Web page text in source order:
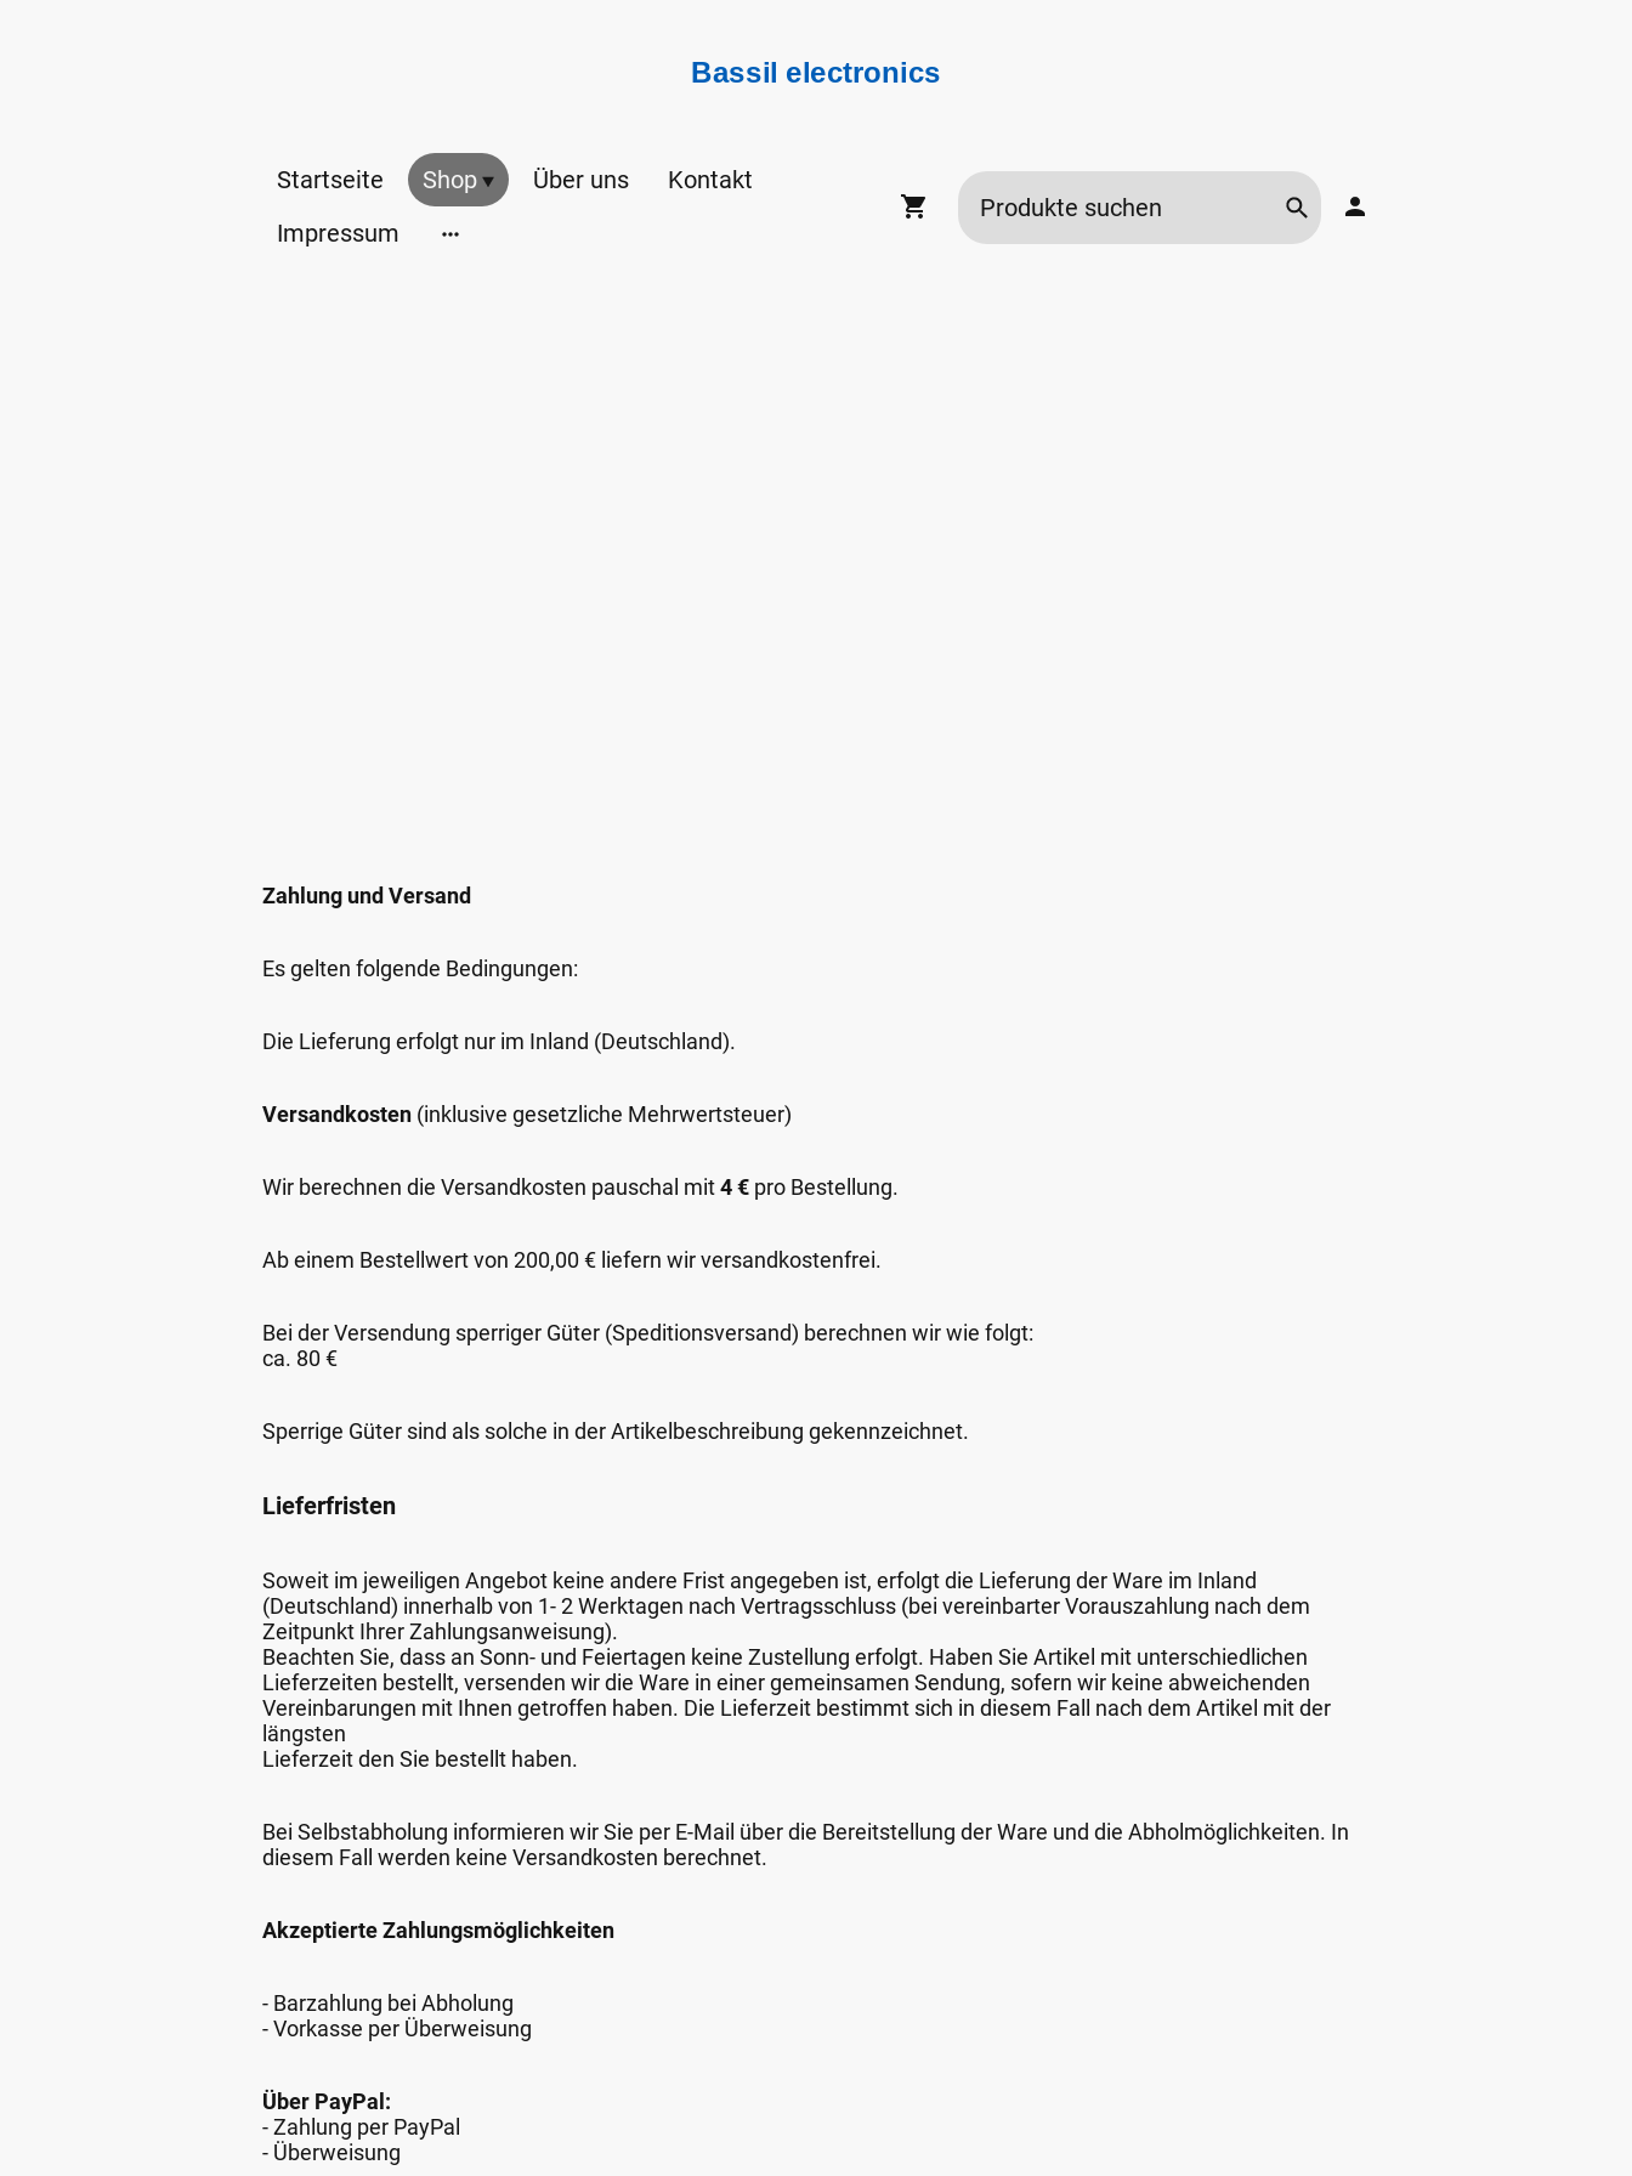
Bassil electronics
Startseite Shop Über uns
Kontakt
Impressum
Zahlung und Versand
Es gelten folgende Bedingungen:
Die Lieferung erfolgt nur im Inland (Deutschland).
Versandkosten (inklusive gesetzliche Mehrwertsteuer)
Wir berechnen die Versandkosten pauschal mit4 € pro Bestellung.
Ab einem Bestellwert von 200,00 € liefern wir versandkostenfrei.
Bei der Versendung sperriger Güter (Speditionsversand) berechnen wir wie folgt:
ca. 80 €
Sperrige Güter sind als solche in der Artikelbeschreibung gekennzeichnet.
Lieferfristen
Soweit im jeweiligen Angebot keine andere Frist angegeben ist, erfolgt die Lieferung der Ware im Inland
(Deutschland) innerhalb von 1- 2 Werktagen nach Vertragsschluss (bei vereinbarter Vorauszahlung nach dem
Zeitpunkt Ihrer Zahlungsanweisung).
Beachten Sie, dass an Sonn- und Feiertagen keine Zustellung erfolgt. Haben Sie Artikel mit unterschiedlichen
Lieferzeiten bestellt, versenden wir die Ware in einer gemeinsamen Sendung, sofern wir keine abweichenden
Vereinbarungen mit Ihnen getroffen haben. Die Lieferzeit bestimmt sich in diesem Fall nach dem Artikel mit der
längsten
Lieferzeit den Sie bestellt haben.
Bei Selbstabholung informieren wir Sie per E-Mail über die Bereitstellung der Ware und die Abholmöglichkeiten. In
diesem Fall werden keine Versandkosten berechnet.
Akzeptierte Zahlungsmöglichkeiten
- Barzahlung bei Abholung
- Vorkasse per Überweisung
Über PayPal:
- Zahlung per PayPal
- Überweisung